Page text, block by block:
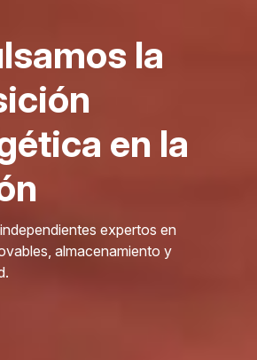
la
en la
expertos en
almacenamiento y